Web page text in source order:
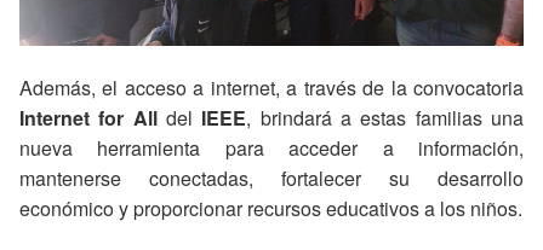
Además, el acceso a internet, a través de la convocatoria
Internet for Alldel IEEE, brindará a estas familias una
nueva herramienta para acceder a información,
mantenerse conectadas, fortalecer su desarrollo
económico y proporcionar recursos educativos a los niños.